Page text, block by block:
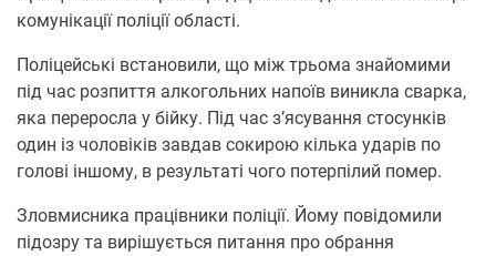
комунікації поліції області.
Поліцейські встановили, що між трьома знайомими
під час розпиття алкогольних напоїв виникла сварка,
яка переросла у бійку. Під час з’ясування стосунків
один із чоловіків завдав сокирою кілька ударів по
голові іншому, в результаті чого потерпілий помер.
Зловмисника працівники поліції. Йому повідомили
підозру та вирішується питання про обрання